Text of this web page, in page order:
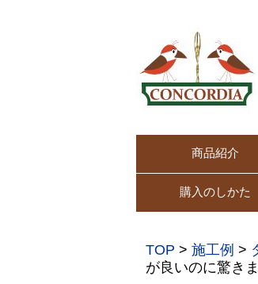
商品紹介
購入のしかた
TOP > 施工例 >
が良いのに驚き